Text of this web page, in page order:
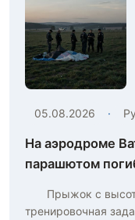
05.08.2026 ·
На аэродроме
парашютом
Прыжок с
тренировочная